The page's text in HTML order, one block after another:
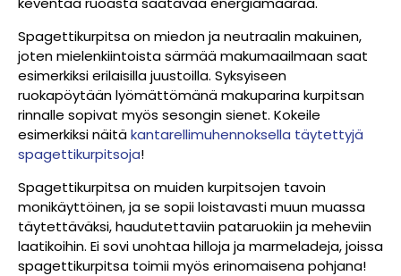
Spagettikurpitsa on miedon ja neutraalin makuinen,
joten mielenkiintoista särmää makumaailmaan saat
esimerkiksi erilaisilla juustoilla. Syksyiseen
ruokapöytään lyömättömänä makuparina kurpitsan
rinnalle sopivat myös sesongin sienet. Kokeile
esimerkiksi näitäkantarellimuhennoksella täytettyjä
spagettikurpitsoja!
Spagettikurpitsa on muiden kurpitsojen tavoin
monikäyttöinen, ja se sopii loistavasti muun muassa
täytettäväksi, haudutettaviin pataruokiin ja meheviin
laatikoihin. Ei sovi unohtaa hilloja ja marmeladeja, joissa
spagettikurpitsa toimii myös erinomaisena pohjana!